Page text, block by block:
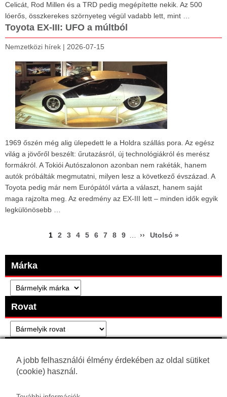
Celicát, Rod Millen és a TRD pedig megépítette nekik. Az 500
lóerős, összkerekes szörnyeteg végül vadabb lett, mint …
Toyota EX-III: UFO a múltból
Nemzetközi hírek | 2026-07-15
1969 őszén még alig ülepedett le a Holdra szállás pora. Az egész
világ a jövőről beszélt: űrutazásról, új technológiákról és merész
formákról. A Tokiói Autószalonon azonban nem rakéták, hanem
autók próbálták megmutatni, milyen lesz a következő évszázad. A
Toyota pedig már nem Európától várta a választ, hanem saját
maga rajzolta meg. Az eredmény az EX-III lett – minden idők egyik
legkülönösebb …
Oldal
1 Oldal
2 Oldal
3 Oldal
4 Oldal
5 Oldal
6 Oldal
7 Oldal
8 Oldal
9
Következő
››
Utolsó
Utolsó »
Márka
Rovat
A jobb felhasználói élmény érdekében az oldal sütiket
(cookie) használ.